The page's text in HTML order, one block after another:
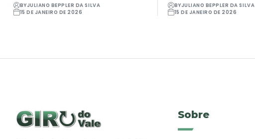
BYJULIANO BEPPLER DA SILVA
15 DE JANEIRO DE 2026
BYJULIANO BEPPLER DA SILVA
15 DE JANEIRO DE 2026
Sobre